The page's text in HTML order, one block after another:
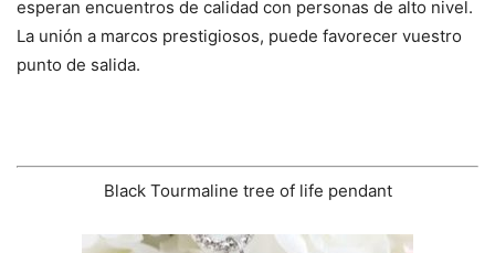
esperan encuentros de calidad con personas de alto nivel.
La unión a marcos prestigiosos, puede favorecer vuestro
punto de salida.
Black Tourmaline tree of life pendant